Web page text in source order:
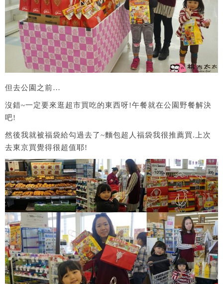
但去公園之前…
沒錯~一定要來逛超市買吃的東西呀!午餐就在公園野餐解決
吧!
然後我就被福袋給勾過去了~麵包超人福袋我很推薦買.上次
去東京買覺得很超值耶!